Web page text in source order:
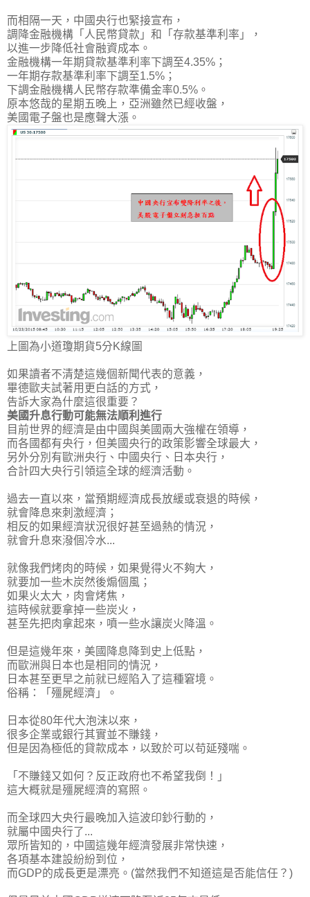
而相隔一天，中國央行也緊接宣布，
調降金融機構「人民幣貸款」和「存款基準利率」，
以進一步降低社會融資成本 。
金融機構一年期貸款基準利率下調至4.35%；
一年期存款基準利率下調至1.5%；
下調金融機構人民幣存款準備金率0.5%。
原本悠哉的星期五晚上，亞洲雖然已經收盤，
美國電子盤也是應聲大漲。
上圖為小道瓊期貨5分K線圖
如果讀者不清楚這幾個新聞代表的意義，
畢德歐夫試著用更白話的方式，
告訴大家為什麼這很重要？
美國升息行動可能無法順利進行
目前世界的經濟是由中國與美國兩大強權在領導，
而各國都有央行，但美國央行的政策影響全球最大，
另外分別有歐洲央行、中國央行、日本央行，
合計四大央行引領這全球的經濟活動 。
過去一直以來，當預期經濟成長放緩或衰退的時候，
就會降息來刺激經濟；
相反的如果經濟狀況很好甚至過熱的情況，
就會升息來潑個冷水...
就像我們烤肉的時候，如果覺得火不夠大，
就要加一些木炭然後煽個風；
如果火太大，肉會烤焦，
這時候就要拿掉一些炭火，
甚至先把肉拿起來，噴一些水讓炭火降溫。
但是這幾年來，美國降息降到史上低點，
而歐洲與日本也是相同的情況，
日本甚至更早之前就已經陷入了這種窘境。
俗稱：
「殭屍經濟」 。
日本從80年代大泡沫以來，
很多企業或銀行其實並不賺錢，
但是因為極低的貸款成本，以致於可以苟延殘喘。
「不賺錢又如何？反正政府也不希望我倒！」
這大概就是殭屍經濟的寫照。
而全球四大央行最晚加入這波印鈔行動的，
就屬中國央行了...
眾所皆知的，中國這幾年經濟發展非常快速，
各項基本建設紛紛到位，
而GDP的成長更是漂亮。(當然我們不知道這是否能信任？)